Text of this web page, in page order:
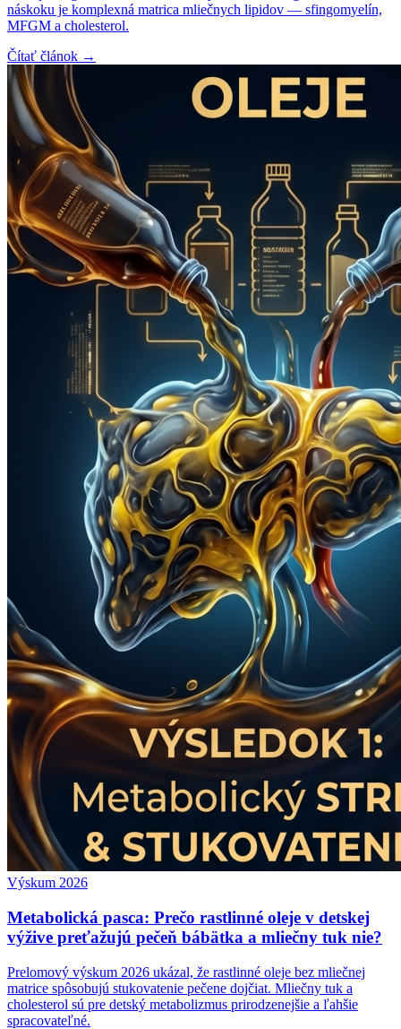
náskoku je komplexná matrica mliečnych lipidov — sfingomyelín,
MFGM a cholesterol.
Čítať článok →
Výskum 2026
Metabolická pasca: Prečo rastlinné oleje v detskej
výžive preťažujú pečeň bábätka a mliečny tuk nie?
Prelomový výskum 2026 ukázal, že rastlinné oleje bez mliečnej
matrice spôsobujú stukovatenie pečene dojčiat. Mliečny tuk a
cholesterol sú pre detský metabolizmus prirodzenejšie a ľahšie
spracovateľné.